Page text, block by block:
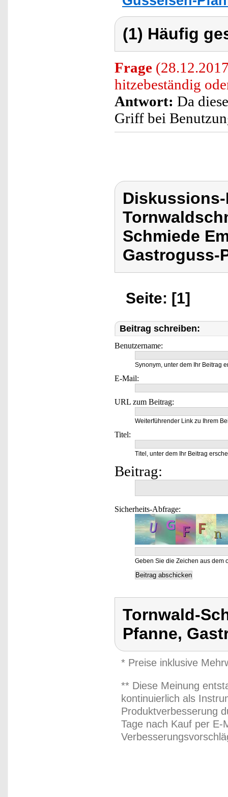
(1) Häufig
Frage
hitzebeständig
Antwort: Da
Griff bei
Schmiede
Gastroguss-
Seite: [1]
Beitrag schreiben:
Benutzername:
Synonym, unter dem Ihr Beitrag
E-Mail:
URL zum Beitrag:
Weiterführender Link zu Ihrem
Titel:
Titel, unter dem Ihr Beitrag
Beitrag:
Sicherheits-Abfrage:
Geben Sie die Zeichen aus dem
Tornwald-
Pfanne,
* Preise inklusive
** Diese Meinung
kontinuierlich als
Produktverbesserung
Tage nach Kauf per E-